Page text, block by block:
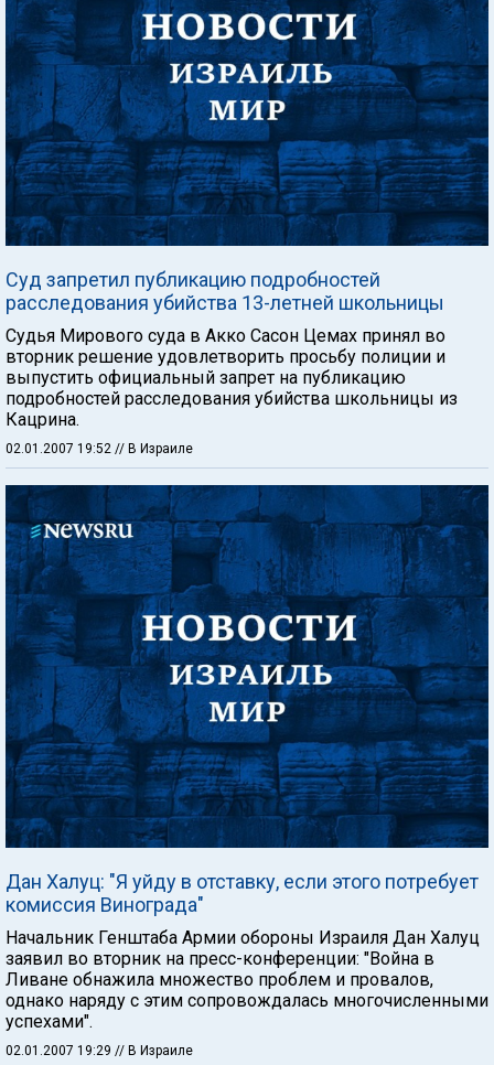
Суд запретил публикацию подробностей
расследования убийства 13-летней школьницы
Судья Мирового суда в Акко Сасон Цемах принял во
вторник решение удовлетворить просьбу полиции и
выпустить официальный запрет на публикацию
подробностей расследования убийства школьницы из
Кацрина.
02.01.2007 19:52 // В Израиле
Дан Халуц: "Я уйду в отставку, если этого потребует
комиссия Винограда"
Начальник Генштаба Армии обороны Израиля Дан Халуц
заявил во вторник на пресс-конференции: "Война в
Ливане обнажила множество проблем и провалов,
однако наряду с этим сопровождалась многочисленными
успехами".
02.01.2007 19:29 // В Израиле